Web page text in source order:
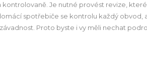
Je nutné provést revize ,
spotřebiče se kontrolu každý obvod,
Proto byste i vy měli nechat